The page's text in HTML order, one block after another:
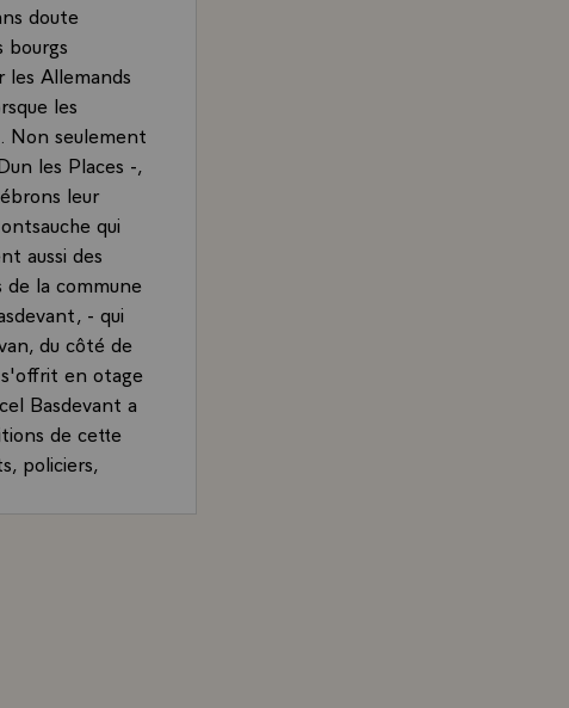
doute
bourgs
Allemands
les
Non seulement
les Places -,
leur
qui
aussi des
la commune
- qui
du côté de
en otage
Basdevant a
de cette
policiers,
sur
venues
Président de la République, lors de l'inauguration